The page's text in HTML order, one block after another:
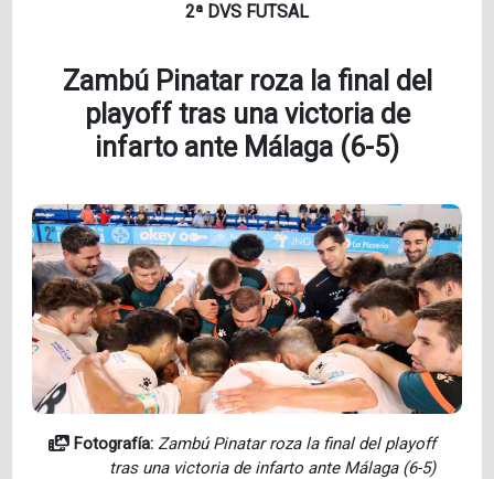
2ª DVS FUTSAL
Zambú Pinatar roza la final del
playoff tras una victoria de
infarto ante Málaga (6-5)
Fotografía: Zambú Pinatar roza la final del playoff
tras una victoria de infarto ante Málaga (6-5)